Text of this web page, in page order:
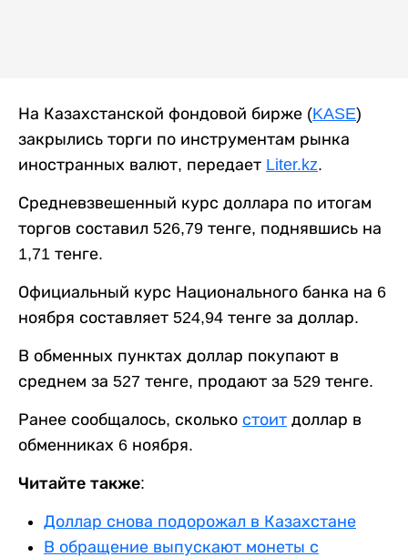
На Казахстанской фондовой бирже (KASE)
закрылись торги по инструментам рынка
иностранных валют, передает Liter.kz.
Средневзвешенный курс доллара по итогам
торгов составил 526,79 тенге, поднявшись на
1,71 тенге.
Официальный курс Национального банка на 6
ноября составляет 524,94 тенге за доллар.
В обменных пунктах доллар покупают в
среднем за 527 тенге, продают за 529 тенге.
Ранее сообщалось, сколько стоит доллар в
обменниках 6 ноября.
Читайте также:
Доллар снова подорожал в Казахстане
В обращение выпускают монеты с